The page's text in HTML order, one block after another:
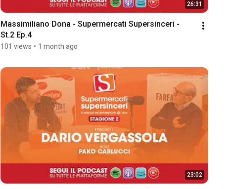
26:31
Massimiliano Dona - Supermercati Supersinceri -
St.2 Ep.4
101 views • 1 month ago
23:02